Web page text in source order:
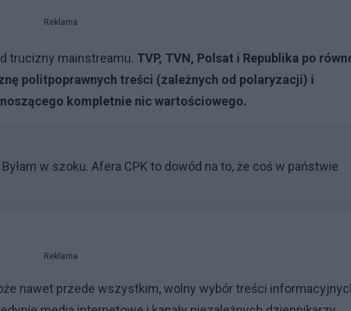
Reklama
trucizny mainstreamu. TVP, TVN, Polsat i Republika po
politpoprawnych treści (zależnych od polaryzacji) i
kompletnie nic wartościowego.
w szoku. Afera CPK to dowód na to, że coś w państwie
Reklama
nawet przede wszystkim, wolny wybór treści